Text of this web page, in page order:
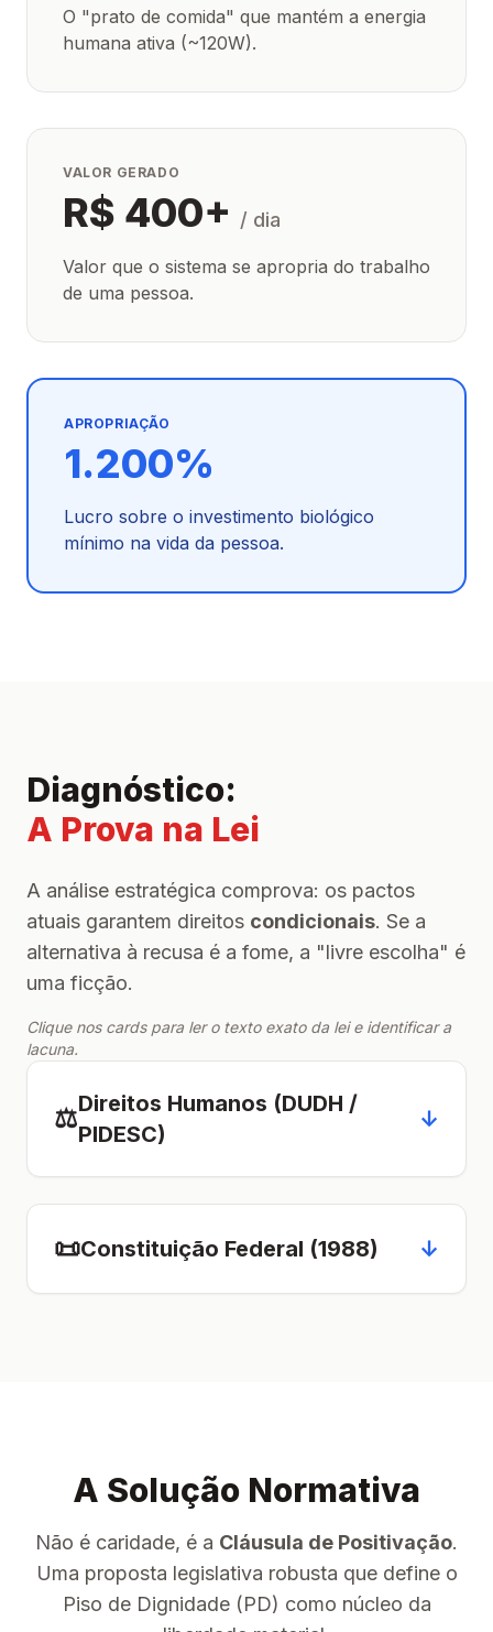
O "prato de comida" que mantém a energia
humana ativa (~120W).
VALOR GERADO
R$ 400+ / dia
Valor que o sistema se apropria do trabalho
de uma pessoa.
APROPRIAÇÃO
1.200%
Lucro sobre o investimento biológico
mínimo na vida da pessoa.
Diagnóstico:
A Prova na Lei
A análise estratégica comprova: os pactos
atuais garantem direitos condicionais. Se a
alternativa à recusa é a fome, a "livre escolha" é
uma ficção.
Clique nos cards para ler o texto exato da lei e identificar a
lacuna.
⚖️Direitos Humanos (DUDH /
PIDESC)
↓
📜Constituição Federal (1988) ↓
A Solução Normativa
Não é caridade, é a Cláusula de Positivação.
Uma proposta legislativa robusta que define o
Piso de Dignidade (PD) como núcleo da